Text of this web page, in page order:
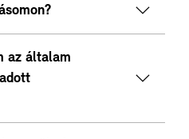
az általam